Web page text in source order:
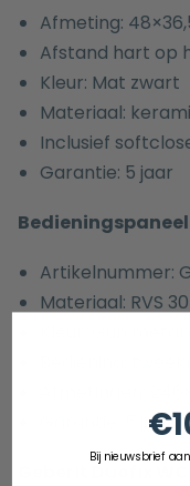
Afmeting:
Afstand hart op
Kleur: Mat zwart
Materiaal:
Inclusief
Garantie: 5 jaar
Artikelnummer:
Materiaal: RVS
Bediening:
Afmetingen:
Garantie: 5 jaar
Geberit Duofix
Bij nieuwsbrief